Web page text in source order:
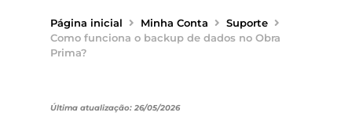
Página inicial Minha Conta
Suporte
Como funciona o backup de dados no Obra
Prima?
Última atualização: 26/05/2026